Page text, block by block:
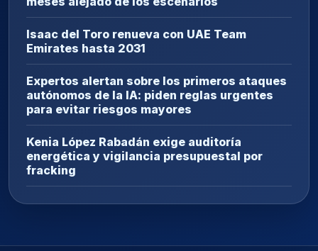
Isaac del Toro renueva con UAE Team
Emirates hasta 2031
Expertos alertan sobre los primeros ataques
autónomos de la IA: piden reglas urgentes
para evitar riesgos mayores
Kenia López Rabadán exige auditoría
energética y vigilancia presupuestal por
fracking